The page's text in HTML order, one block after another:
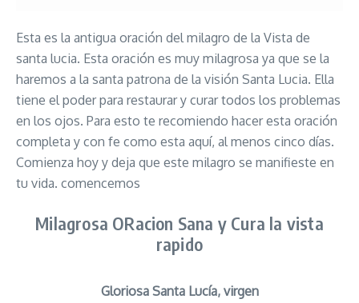
Esta es la antigua oración del milagro de la Vista de
santa lucia. Esta oración es muy milagrosa ya que se la
haremos a la santa patrona de la visión Santa Lucia. Ella
tiene el poder para restaurar y curar todos los problemas
en los ojos. Para esto te recomiendo hacer esta oración
completa y con fe como esta aquí, al menos cinco días.
Comienza hoy y deja que este milagro se manifieste en
tu vida. comencemos
Milagrosa ORacion Sana y Cura la vista
rapido
Gloriosa Santa Lucía, virgen